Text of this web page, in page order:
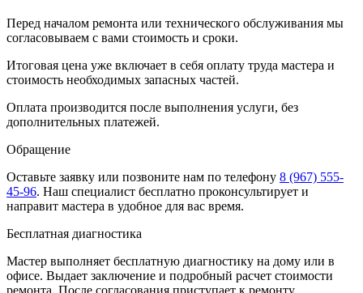
Перед началом ремонта или технического обслуживания мы
согласовываем с вами стоимость и сроки.
Итоговая цена уже включает в себя оплату труда мастера и
стоимость необходимых запасных частей.
Оплата производится после выполнения услуги, без
дополнительных платежей.
Обращение
Оставьте заявку или позвоните нам по телефону 8 (967) 555-
45-96. Наш специалист бесплатно проконсультирует и
направит мастера в удобное для вас время.
Бесплатная диагностика
Мастер выполняет бесплатную диагностику на дому или в
офисе. Выдает заключение и подробный расчет стоимости
ремонта. После согласования приступает к ремонту.